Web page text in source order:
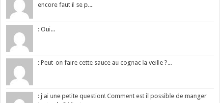
encore faut il se p...
: Oui...
: Peut-on faire cette sauce au cognac la veille ?...
: j'ai une petite question! Comment est il possible de manger